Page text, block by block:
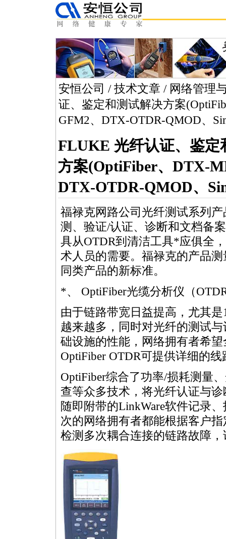
安恒公司 / 技术文章 / 网络管理
证、鉴定和测试解决方案
GFM2、DTX-OTDR-QMOD、
FLUKE 光纤认证、鉴定
方案(OptiFiber、DTX-
DTX-OTDR-QMOD、
福禄克网路公司光纤测试系列
测、验证/认证、诊断和文档备
具从OTDR到清洁工具*应俱全
术人员的需要。福禄克的产品
同类产品的新标准。
*、 OptiFiber光缆分析仪（
由于链路带宽日益提高，尤其
越来越多，同时对光纤的测试
础设施的性能，网络拥有者希
OptiFiber OTDR可提供详细的线
OptiFiber综合了功率/损耗测量
查等众多技术，将光纤认证与
随即附带的LinkWare软件记录
次的网络拥有者都能根据客户
检测多次耦合连接的链路故障